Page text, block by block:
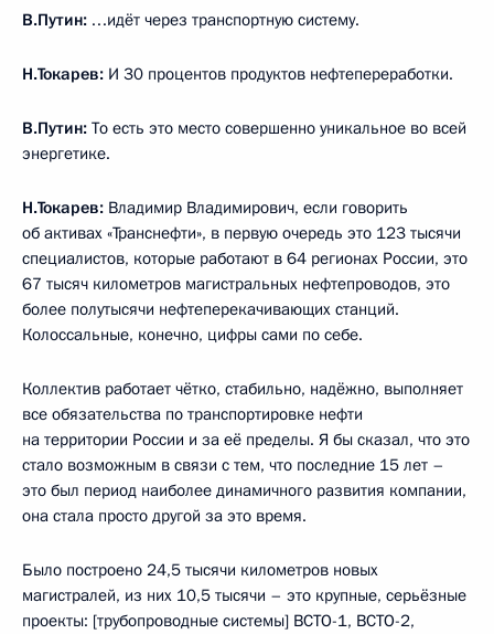
В.Путин: …идёт через транспортную систему.
Н.Токарев: И 30 процентов продуктов нефтепереработки.
В.Путин: То есть это место совершенно уникальное во всей
энергетике.
Н.Токарев: Владимир Владимирович, если говорить
об активах «Транснефти», в первую очередь это 123 тысячи
специалистов, которые работают в 64 регионах России, это
67 тысяч километров магистральных нефтепроводов, это
более полутысячи нефтеперекачивающих станций.
Колоссальные, конечно, цифры сами по себе.
Коллектив работает чётко, стабильно, надёжно, выполняет
все обязательства по транспортировке нефти
на территории России и за её пределы. Я бы сказал, что это
стало возможным в связи с тем, что последние 15 лет –
это был период наиболее динамичного развития компании,
она стала просто другой за это время.
Было построено 24,5 тысячи километров новых
магистралей, из них 10,5 тысячи – это крупные, серьёзные
проекты: [трубопроводные системы] ВСТО-1, ВСТО-2,